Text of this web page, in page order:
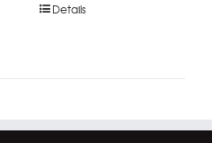
Details